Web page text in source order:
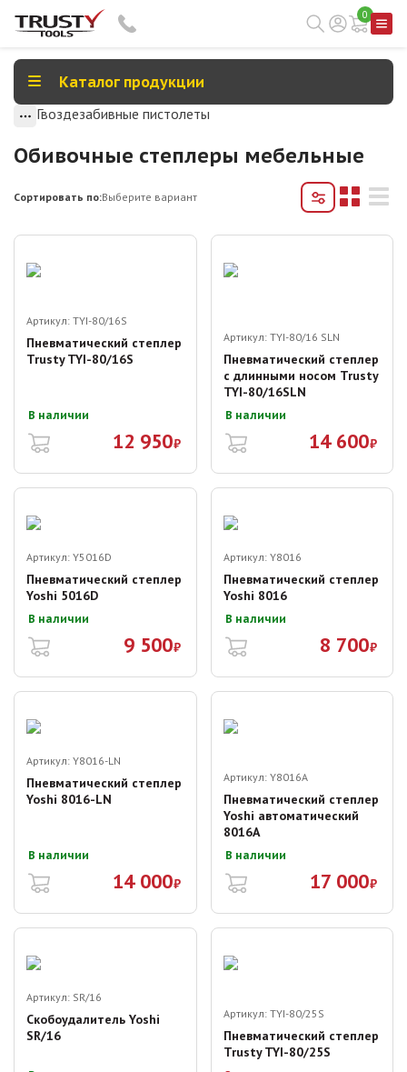
0
Каталог продукции
Гвоздезабивные пистолеты
Обивочные степлеры мебельные
Сортировать по:Выберите вариант
Артикул: TYI-80/16S
Пневматический степлер
Trusty TYI-80/16S
В наличии
12 950₽
Артикул: TYI-80/16 SLN
Пневматический степлер
с длинными носом Trusty
TYI-80/16SLN
В наличии
14 600₽
Артикул: Y5016D
Пневматический степлер
Yoshi 5016D
В наличии
9 500₽
Артикул: Y8016
Пневматический степлер
Yoshi 8016
В наличии
8 700₽
Артикул: Y8016-LN
Пневматический степлер
Yoshi 8016-LN
В наличии
14 000₽
Артикул: Y8016A
Пневматический степлер
Yoshi автоматический
8016A
В наличии
17 000₽
Артикул: SR/16
Скобоудалитель Yoshi
SR/16
Артикул: TYI-80/25S
Пневматический степлер
Trusty TYI-80/25S